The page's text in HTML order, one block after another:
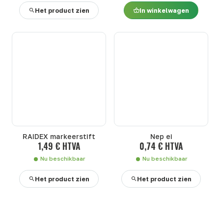
Het product zien In winkelwagen
RAIDEX markeerstift
1,49 € HTVA
Nu beschikbaar
Het product zien
Nep ei
0,74 € HTVA
Nu beschikbaar
Het product zien